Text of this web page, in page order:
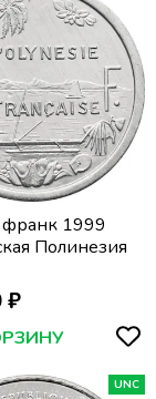
1999
Полинезия
₽
UNC